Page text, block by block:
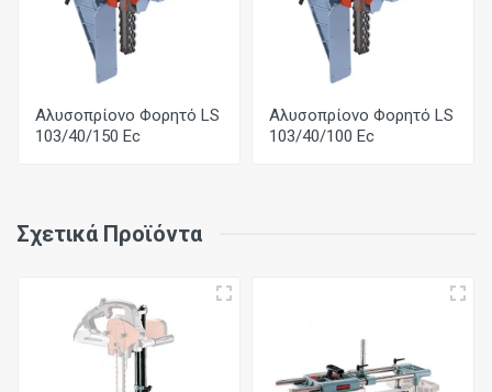
Αλυσοπρίονο Φορητό LS
103/40/150 Ec
Αλυσοπρίονο Φορητό LS
103/40/100 Ec
Σχετικά Προϊόντα